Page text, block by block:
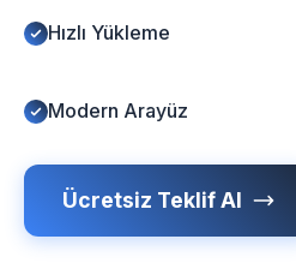
Hızlı Yükleme
Modern Arayüz
Ücretsiz Teklif Al